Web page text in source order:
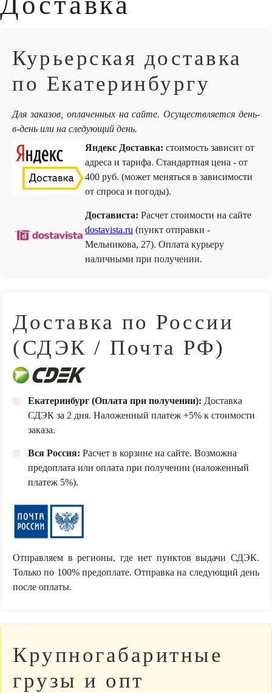
Курьерская доставка
по Екатеринбургу
Для заказов, оплаченных на сайте. Осуществляется день-
в-день или на следующий день.
Яндекс Доставка: стоимость зависит от
адреса и тарифа. Стандартная цена - от
400 руб. (может меняться в зависимости
от спроса и погоды).
Достависта: Расчет стоимости на сайте
dostavista.ru (пункт отправки -
Мельникова, 27). Оплата курьеру
наличными при получении.
Доставка по России
(СДЭК / Почта РФ)
Екатеринбург (Оплата при получении): Доставка
СДЭК за 2 дня. Наложенный платеж +5% к стоимости
заказа.
Вся Россия: Расчет в корзине на сайте. Возможна
предоплата или оплата при получении (наложенный
платеж 5%).
Отправляем в регионы, где нет пунктов выдачи СДЭК.
Только по 100% предоплате. Отправка на следующий день
после оплаты.
Крупногабаритные
грузы и опт